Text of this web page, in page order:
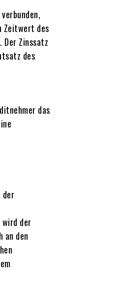
Zeitwert des
Der Zinssatz
des
das
der
der
an den